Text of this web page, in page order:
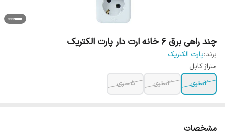
چند راهی برق 6 خانه ارت دار پارت الکتریک
برند:پارت الکتریک
متراژ کابل
2متری
3متری 5متری
مشخصات